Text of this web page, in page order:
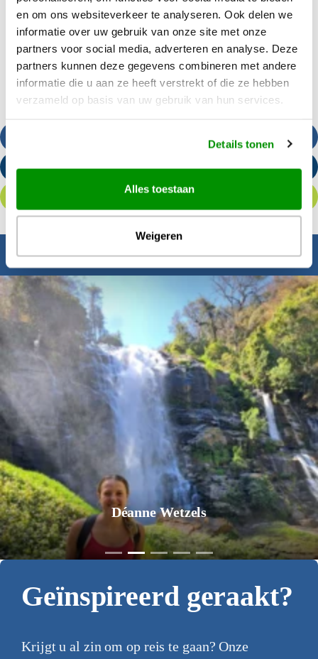
en om ons websiteverkeer te analyseren. Ook delen we
informatie over uw gebruik van onze site met onze
partners voor social media, adverteren en analyse. Deze
partners kunnen deze gegevens combineren met andere
informatie die u aan ze heeft verstrekt of die ze hebben
verzameld op basis van uw gebruik van hun services.
Details tonen
Alles toestaan
Weigeren
Stuur een e-mail
Offerte aanvragen
Inspiratie nodig?
Déanne Wetzels
Geïnspireerd geraakt?
Krijgt u al zin om op reis te gaan? Onze